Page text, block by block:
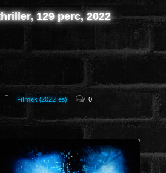
129 perc, 2022
Filmek (2022-es) 0